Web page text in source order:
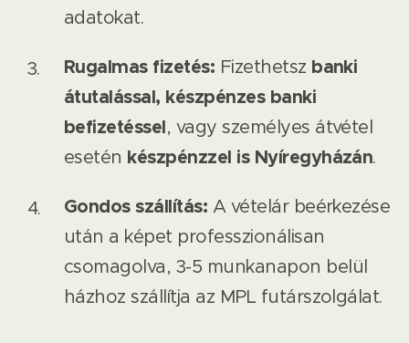
adatokat.
Rugalmas fizetés: Fizethetsz banki
átutalással, készpénzes banki
befizetéssel, vagy személyes átvétel
esetén készpénzzel is Nyíregyházán.
Gondos szállítás: A vételár beérkezése
után a képet professzionálisan
csomagolva, 3-5 munkanapon belül
házhoz szállítja az MPL futárszolgálat.